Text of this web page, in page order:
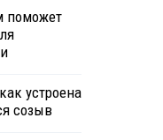
поможет
устроена
созыв